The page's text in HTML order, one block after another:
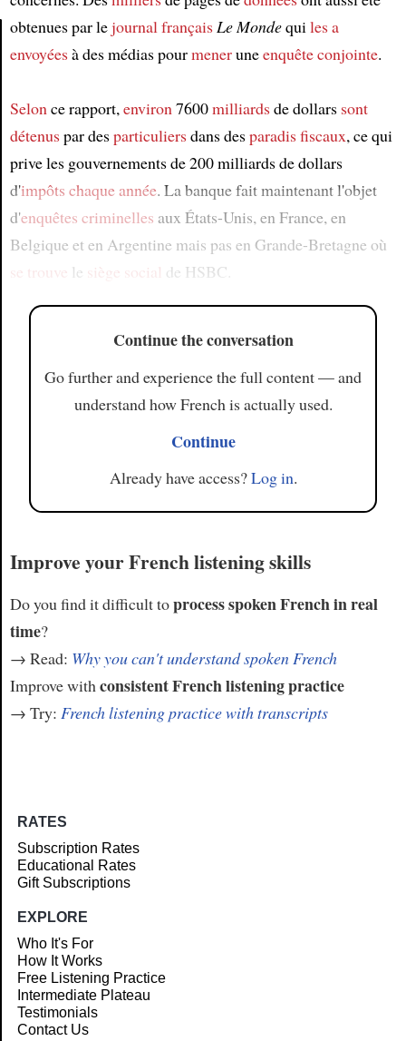
obtenues par lejournal françaisLe Mondequiles a
envoyéesà des médias pourmeneruneenquête conjointe.
Selonce rapport,environ7600milliardsde dollars sont
détenuspar desparticuliersdans desparadis fiscaux, ce qui
prive les gouvernements de 200 milliards de dollars
d'impôts chaque année. La banque fait maintenant l'objet
d'enquêtes criminelles aux États-Unis, en France, en
Belgique et en Argentine mais pas en Grande-Bretagne où
se trouve le siège social de HSBC.
Continue the conversation
Go further and experience the full content — and
understand how French is actually used.
Continue
Already have access?Log in.
Improve your French listening skills
Do you find it difficult toprocess spoken French in real
time?
→ Read: Why you can't understand spoken French
Improve with consistent French listening practice
→ Try: French listening practice with transcripts
RATES
Subscription Rates
Educational Rates
Gift Subscriptions
EXPLORE
Who It's For
How It Works
Free Listening Practice
Intermediate Plateau
Testimonials
Contact Us